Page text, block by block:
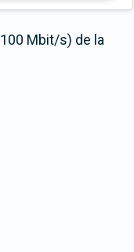
Mbit/s) de la